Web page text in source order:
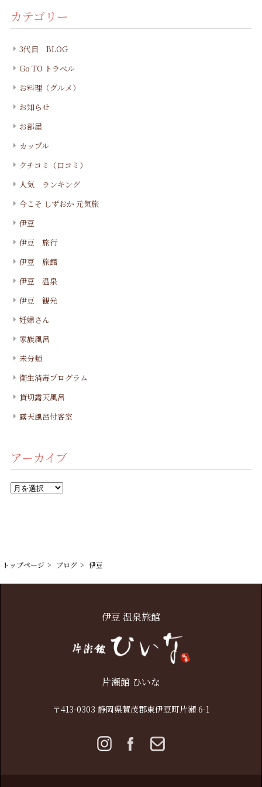
カテゴリー
3代目 BLOG
Go TO トラベル
お料理（グルメ）
お知らせ
お部屋
カップル
クチコミ（口コミ）
人気 ランキング
今こそ しずおか 元気旅
伊豆
伊豆 旅行
伊豆 旅館
伊豆 温泉
伊豆 観光
妊婦さん
家族風呂
未分類
衛生消毒プログラム
貸切露天風呂
露天風呂付客室
アーカイブ
ア
ー
トップページ ブログ 伊豆
伊豆 温泉旅館
片瀬館 ひいな
〒413-0303 静岡県賀茂郡東伊豆町片瀬 6-1